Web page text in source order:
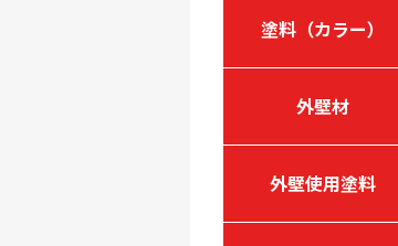
塗料（カラー）
外壁材
外壁使用塗料